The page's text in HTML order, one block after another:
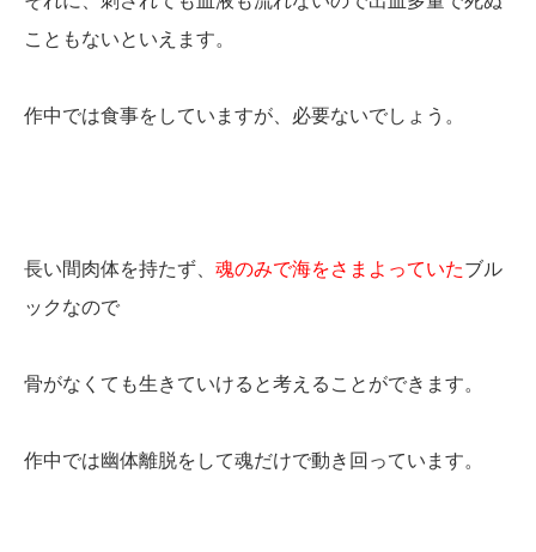
こともないといえます。
作中では食事をしていますが、必要ないでしょう。
長い間肉体を持たず、 魂のみで海をさまよっていたブル
ックなので
骨がなくても生きていけると考えることができます。
作中では幽体離脱をして魂だけで動き回っています。